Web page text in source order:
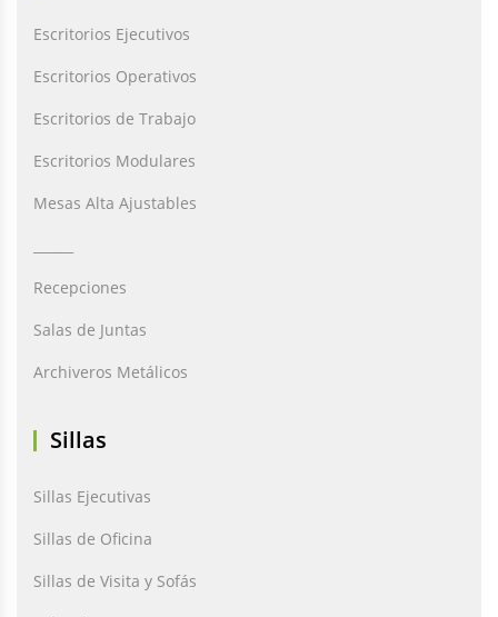
Escritorios Ejecutivos
Escritorios Operativos
Escritorios de Trabajo
Escritorios Modulares
Mesas Alta Ajustables
Recepciones
Salas de Juntas
Archiveros Metálicos
Sillas
Sillas Ejecutivas
Sillas de Oficina
Sillas de Visita y Sofás